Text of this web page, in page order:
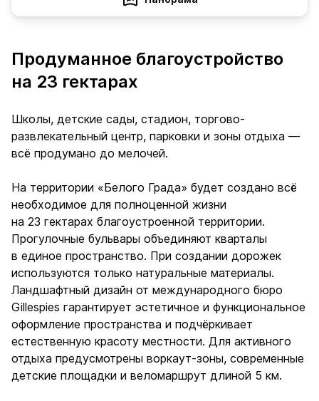
Продуманное благоустройство
на 23 гектарах
Школы, детские сады, стадион, торгово-
развлекательный центр, парковки и зоны отдыха —
всё продумано до мелочей.
На территории «Белого Града» будет создано всё
необходимое для полноценной жизни
на 23 гектарах благоустроенной территории.
Прогулочные бульвары объединяют кварталы
в единое пространство. При создании дорожек
используются только натуральные материалы.
Ландшафтный дизайн от международного бюро
Gillespies гарантирует эстетичное и функциональное
оформление пространства и подчёркивает
естественную красоту местности. Для активного
отдыха предусмотрены воркаут-зоны, современные
детские площадки и веломаршрут длиной 5 км.